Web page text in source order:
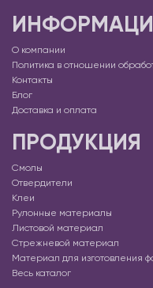
О компании
Политика в отношении
Контакты
Блог
Доставка и оплата
ПРОДУКЦИЯ
Смолы
Отвердители
Клеи
Рулонные материалы
Листовой материал
Стрежневой материал
Материал для изготовления
Весь каталог